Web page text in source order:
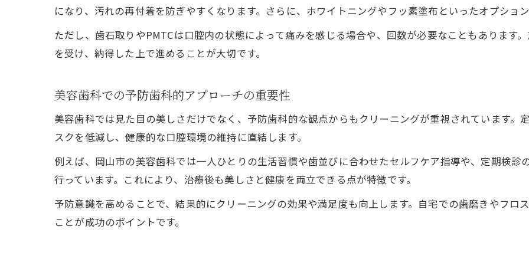
になり、汚れの再付着を防ぎやすくなります。さらに、ホワイトニングやフッ素塗布といったオプショ
ただし、歯石取りやPMTCは口腔内の状態によって痛みを感じる場合や、回数が必要なこともあります
を受け、納得した上で進めることが大切です。
美容歯科での予防歯科的アプローチの重要性
美容歯科では見た目の美しさだけでなく、予防歯科的な観点からもクリーニングが重視されています。
スクを低減し、健康的な口腔環境の維持に直結します。
例えば、岡山市の美容歯科では一人ひとりの生活習慣や歯並びに合わせたセルフケア指導や、定期検診
行っています。これにより、治療後も美しさと健康を両立できる点が特徴です。
予防意識を高めることで、結果的にクリーニングの効果や満足度も向上します。自宅での歯磨きやフロ
ことが成功のポイントです。